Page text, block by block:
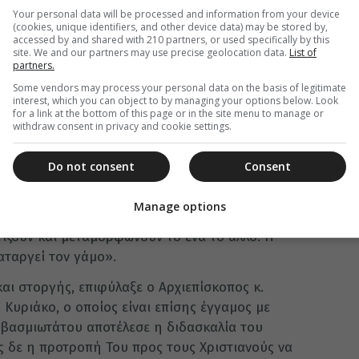
να στρέψει τα βήματά του προς το μονοπάτι
Σχολή του Αποστόλου Ανδρέου, και να
ήταν να εισέλθει στην ιερωσύνη και να
Στην ιερατική του ζωή, που μόλις
Πρεσβυτέρα του, Σοφία, και τα καλά τους
γεμάτες στοργή πατρικές συμβουλές του
έγγαμους ιερείς μας, αλλά κατ᾽ επέκταση και
να φροντίζουν τη συζυγία τους, να προσέχουν
στις οικογένειές τους. Να καλλιεργούν
ομόνοια. Το “ὅ οὖν ὁ Θεός συνέζευξεν,
και παραμένει θεία εντολή. Τα μυστήρια δεν
και μεταμορφώνουν το ένα το άλλο. Η
τον γάμο».
στοργής, επιφύλαξε ο Αρχιεπίσκοπος κ.
ο οποίος είναι επίσης έγγαμος με
αποτέλεσε η διδασκαλία του
η προτροπή Του προς τους Χριστιανούς να
Your personal data will be processed and information from your device
(cookies, unique identifiers, and other device data) may be stored by,
accessed by and shared with 210 partners, or used specifically by this
site. We and our partners may use precise geolocation data. List of
partners.
Some vendors may process your personal data on the basis of legitimate
interest, which you can object to by managing your options below. Look
for a link at the bottom of this page or in the site menu to manage or
withdraw consent in privacy and cookie settings.
Consent
Do not consent
Manage options